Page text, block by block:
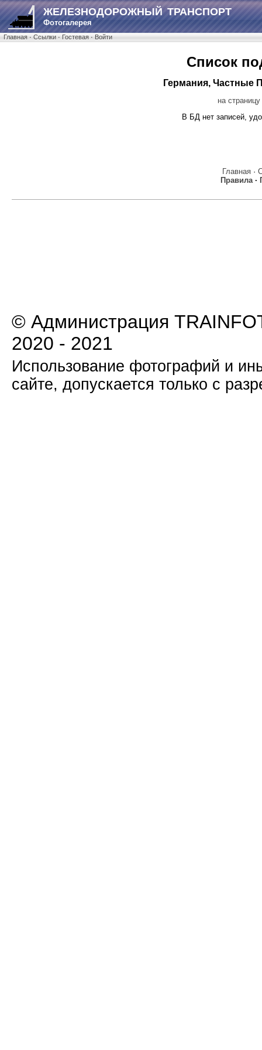
ЖЕЛЕЗНОДОРОЖНЫЙ ТРАНСПОРТ
Фотогалерея
Главная·Ссылки·Гостевая·Войти
Список
Германия, Частные
на
В БД нет записей,
Главная·
Правила·
© Администрация
2020 - 2021
Использование фотографий и
сайте, допускается только с